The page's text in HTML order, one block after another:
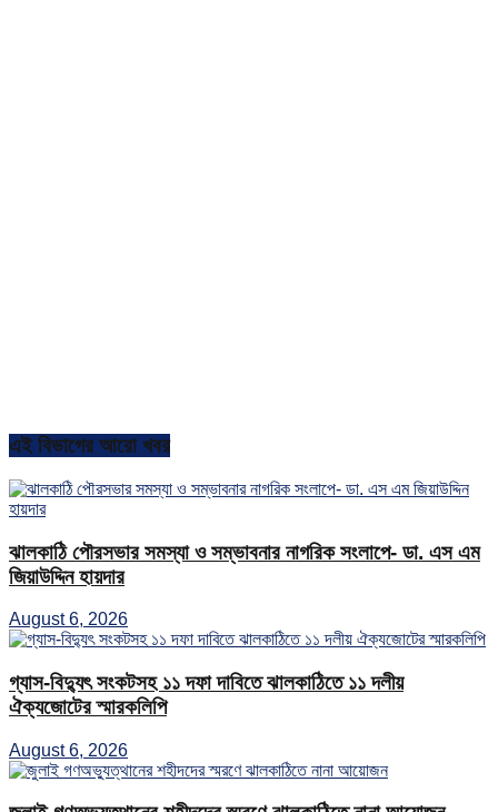
এই বিভাগের আরো খবর
ঝালকাঠি পৌরসভার সমস্যা ও সম্ভাবনার নাগরিক সংলাপে- ডা. এস এম
জিয়াউদ্দিন হায়দার
August 6, 2026
গ্যাস-বিদ্যুৎ সংকটসহ ১১ দফা দাবিতে ঝালকাঠিতে ১১ দলীয়
ঐক্যজোটের স্মারকলিপি
August 6, 2026